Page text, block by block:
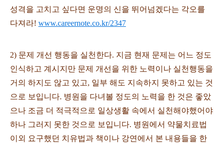
성격을 고치고 싶다면 운명의 신을 뛰어넘겠다는 각오를
다져라! www.careernote.co.kr/2347
2) 문제 개선 행동을 실천한다. 지금 현재 문제는 어느 정도
인식하고 계시지만 문제 개선을 위한 노력이나 실천행동을
거의 하지도 않고 있고, 일부 해도 지속하지 못하고 있는 것
으로 보입니다. 병원을 다녀볼 정도의 노력을 한 것은 좋았
으나 조금 더 적극적으로 일상생활 속에서 실천해야했어야
하나 그러지 못한 것으로 보입니다. 병원에서 약물치료법
이외 요구했던 치유법과 책이나 강연에서 본 내용들을 한